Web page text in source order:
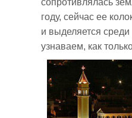
сопротивлялась
году, сейчас ее
и выделяется
узнаваем, как